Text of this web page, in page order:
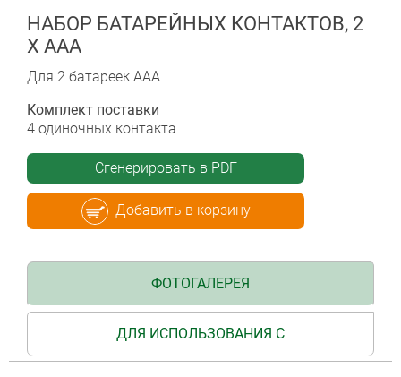
НАБОР БАТАРЕЙНЫХ КОНТАКТОВ, 2
Х ААА
Для 2 батареек ААА
Комплект поставки
4 одиночных контакта
Сгенерировать в PDF
Добавить в корзину
ФОТОГАЛЕРЕЯ
ДЛЯ ИСПОЛЬЗОВАНИЯ С